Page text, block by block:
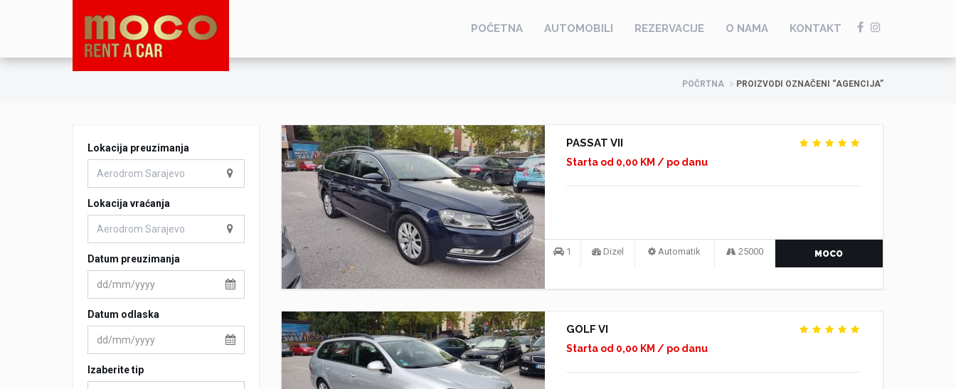
POČETNA AUTOMOBILI REZERVACIJE O NAMA KONTAKT
POČRTNA PROIZVODI OZNAČENI “AGENCIJA”
Lokacija preuzimanja
Lokacija vraćanja
Datum preuzimanja
Datum odlaska
Izaberite tip
PASSAT VII
Starta od 0,00 KM / po danu
1 Dizel Automatik 25000 MOCO
GOLF VI
Starta od 0,00 KM / po danu